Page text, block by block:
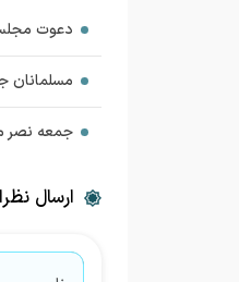
دعوت مجلس
مسلمانان
جمعه نصر
ارسال